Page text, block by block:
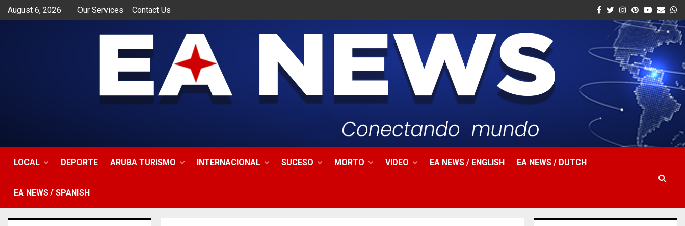
August 6, 2026 Our Services Contact Us Facebook
Twitter
Instagram
Pinterest
Youtube
Email
LOCAL DEPORTE ARUBA TURISMO INTERNACIONAL SUCESO MORTO VIDEO EA NEWS / ENGLISH EA NEWS / DUTCH
EA NEWS / SPANISH